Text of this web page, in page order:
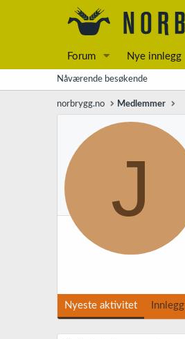
Forum Nye innlegg
Nåværende besøkende
norbrygg.no Medlemmer
J
Nyeste aktivitet Innlegg